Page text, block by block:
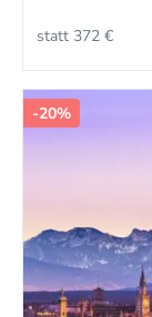
statt 372 €
-20%